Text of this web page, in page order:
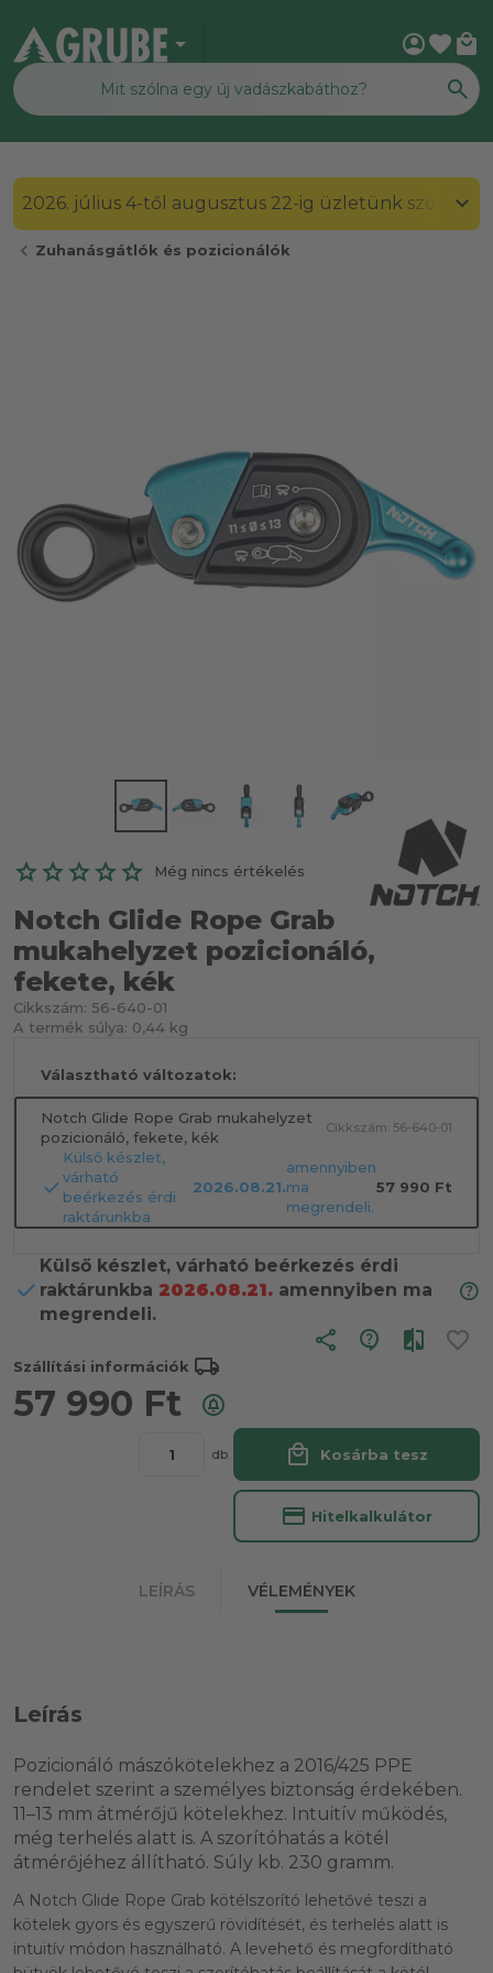
arrow_drop_down account_circlefavorite local_mall
2026. július 4-től augusztus 22-ig üzletünk
chevron_left Zuhanásgátlók és pozicionálók
Még nincs értékelés
Notch Glide Rope Grab
mukahelyzet pozicionáló,
fekete, kék
Cikkszám: 56-640-01
A termék súlya: 0,44 kg
Választható változatok:
Notch Glide Rope Grab mukahelyzet
pozicionáló, fekete, kék
Cikkszám: 56-640-01
Külső készlet,
várható
beérkezés érdi
raktárunkba
2026.08.21.
amennyiben
ma
megrendeli.
57 990 Ft
Külső készlet, várható beérkezés érdi
raktárunkba 2026.08.21. amennyiben ma
megrendeli.
share
Szállítási információk local_shipping
57 990 Ft
db local_mall Kosárba tesz
credit_card Hitelkalkulátor
LEÍRÁS VÉLEMÉNYEK
Leírás
Pozicionáló mászókötelekhez a 2016/425 PPE
rendelet szerint a személyes biztonság érdekében.
11–13 mm átmérőjű kötelekhez. Intuitív működés,
még terhelés alatt is. A szorítóhatás a kötél
átmérőjéhez állítható. Súly kb. 230 gramm.
A Notch Glide Rope Grab kötélszorító lehetővé teszi a
kötelek gyors és egyszerű rövidítését, és terhelés alatt is
intuitív módon használható. A levehető és megfordítható